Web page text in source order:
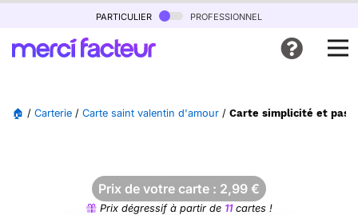
particulier professionnel
🏠 / Carterie / Carte saint valentin d'amour / Carte simplicité et
Prix de votre carte : 2,99 €
Prix dégressif à partir de 11cartes !